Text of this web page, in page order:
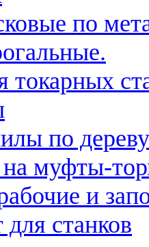
по
токарных
по дереву
на муфты-
и
станков